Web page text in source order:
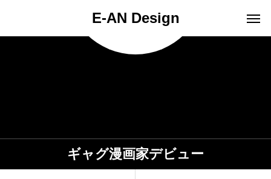
E-AN Design
ギャグ漫画家デビュー